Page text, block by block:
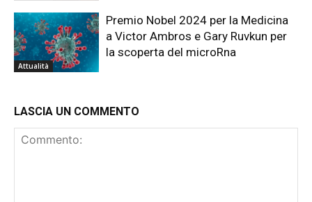
Attualità
Premio Nobel 2024 per la Medicina
a Victor Ambros e Gary Ruvkun per
la scoperta del microRna
LASCIA UN COMMENTO